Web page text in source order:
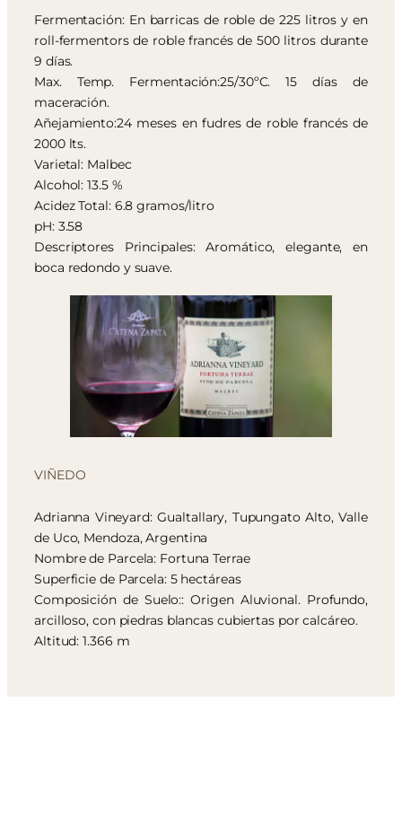
Fermentación: En barricas de roble de 225 litros y en
roll-fermentors de roble francés de 500 litros durante
9 días.
Max. Temp. Fermentación:25/30ºC. 15 días de
maceración.
Añejamiento:24 meses en fudres de roble francés de
2000 lts.
Varietal: Malbec
Alcohol: 13.5 %
Acidez Total: 6.8 gramos/litro
pH: 3.58
Descriptores Principales: Aromático, elegante, en
boca redondo y suave.
VIÑEDO
Adrianna Vineyard: Gualtallary, Tupungato Alto, Valle
de Uco, Mendoza, Argentina
Nombre de Parcela: Fortuna Terrae
Superficie de Parcela: 5 hectáreas
Composición de Suelo:: Origen Aluvional. Profundo,
arcilloso, con piedras blancas cubiertas por calcáreo.
Altitud: 1.366 m